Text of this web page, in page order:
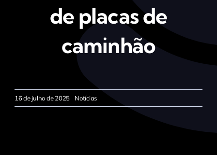
de placas de
caminhão
16 de julho de 2025 Notícias